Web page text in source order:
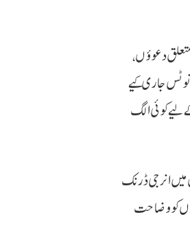
دعوؤں،
نوٹس جاری کیے
لیے کوئی الگ
کے تحت نافذ ضابطوں میں انرجی ڈرنک
کو وضاحت